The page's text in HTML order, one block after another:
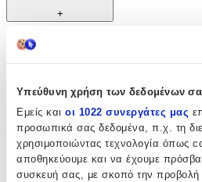
Υπεύθυνη χρήση των δεδομένων
Εμείς και οι 1022 συνεργάτες μας
προσωπικά σας δεδομένα, π.χ. τη
χρησιμοποιώντας τεχνολογία όπως
αποθηκεύουμε και να έχουμε
συσκευή σας, με σκοπό την προβολή
+
Χαρακτηριστικά
Polo
Βασικά Χαρακτηριστικά
: